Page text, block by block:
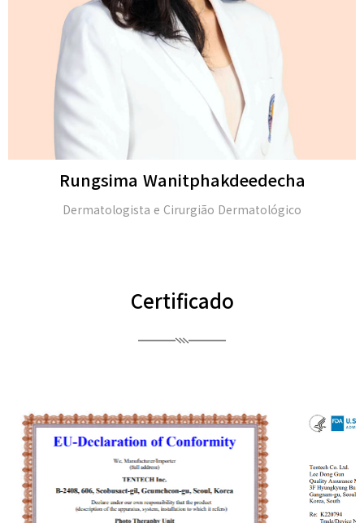
Michael H. Gold
M.D. e membro da Academia Americana
Certificado